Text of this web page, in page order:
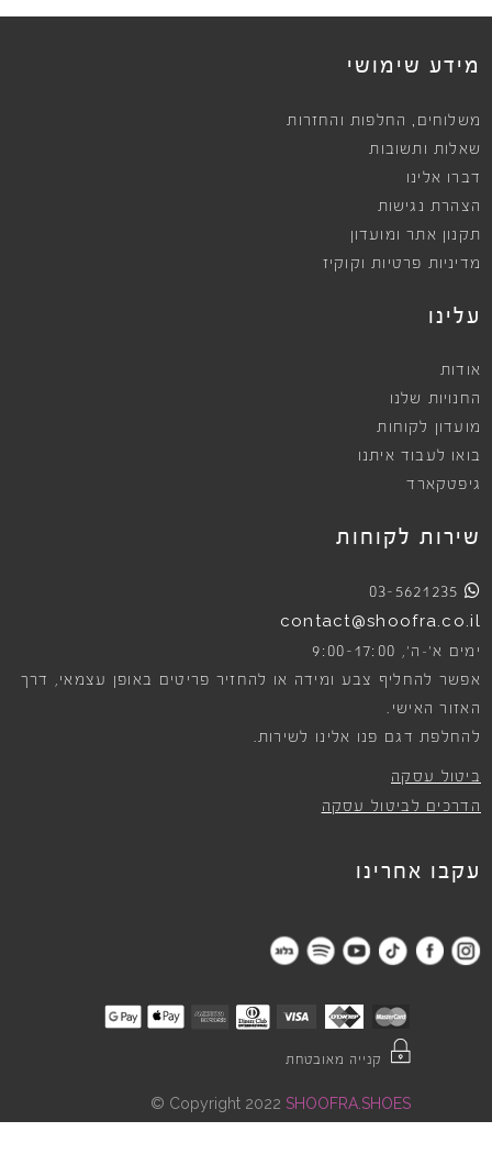
מידע שימושי
משלוחים , החלפות והחזרות
שאלות ותשובות
דברו אלינו
הצהרת נגישות
תקנון אתר ומועדון
מדיניות פרטיות וקוקיז
עלינו
אודות
החנויות שלנו
מועדון לקוחות
בואו לעבוד איתנו
גיפטקארד
שירות לקוחות
03-5621235
contact@shoofra.co.il
ימים א׳-ה׳, 9:00-17:00
אפשר להחליף צבע ומידה או להחזיר פריטים באופן עצמאי, דרך
האזור האישי.
להחלפת דגם פנו אלינו לשירות.
ביטול עסקה
הדרכים לביטול עסקה
עקבו אחרינו
קנייה מאובטחת
Copyright 2022 SHOOFRA.SHOES
©